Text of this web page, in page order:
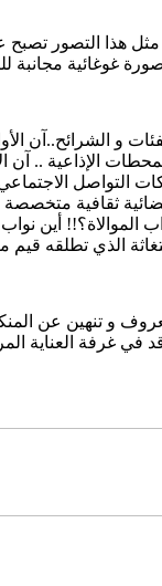
هذا التصور تصبح
و الشرائح..آن
الإذاعية .. آن
التواصل
ثقافية متخصصة
الموالاة؟!! أين
و تنهين عن